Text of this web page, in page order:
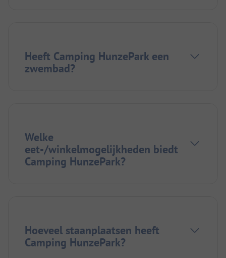
Heeft Camping HunzePark een
zwembad?
Welke
eet-/winkelmogelijkheden biedt
Camping HunzePark?
Hoeveel staanplaatsen heeft
Camping HunzePark?